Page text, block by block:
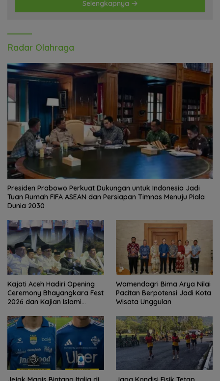
Selengkapnya
Radar Olahraga
Presiden Prabowo Perkuat Dukungan untuk Indonesia Jadi
Tuan Rumah FIFA ASEAN dan Persiapan Timnas Menuju Piala
Dunia 2030
Kajati Aceh Hadiri Opening
Ceremony Bhayangkara Fest
2026 dan Kajian Islami
Adi Hidayat
Wamendagri Bima Arya Nilai
Pacitan Berpotensi Jadi Kota
Wisata Unggulan